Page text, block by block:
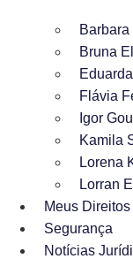
Bruna
Flávia
Igor
Kamila
Lorena
Lorran
Meus Direitos
Segurança
Notícias